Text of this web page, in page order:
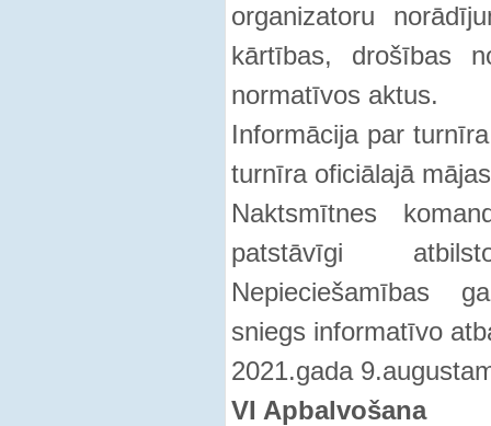
organizatoru
kārtības, drošības
normatīvos aktus.
Informācija par
turnīra oficiālajā
Naktsmītnes
patstāvīgi
Nepieciešamības
sniegs informatīvo
2021.gada
VI Apbalvošana